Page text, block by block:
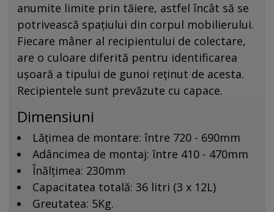
anumite limite prin tăiere, astfel încât să se
potrivească spațiului din corpul mobilierului.
Fiecare mâner al recipientului de colectare,
are o culoare diferită pentru identificarea
ușoară a tipului de gunoi reținut de acesta.
Recipientele sunt prevăzute cu capace.
Dimensiuni
Lățimea de montare: între 720 - 690mm
Adâncimea de montaj: între 410 - 470mm
Înălțimea: 230mm
Capacitatea totală: 36 litri (3 x 12L)
Greutatea: 5Kg.